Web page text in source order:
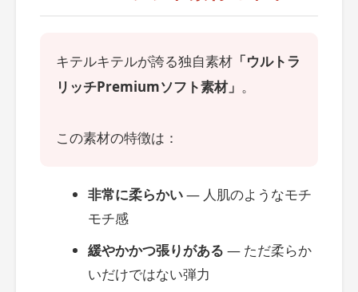
キテルキテルが誇る独自素材 「ウルトラ
リッチPremiumソフト素材」 。
この素材の特徴は：
非常に柔らかい― 人肌のようなモチ
モチ感
緩やかかつ張りがある ― ただ柔らか
いだけではない弾力